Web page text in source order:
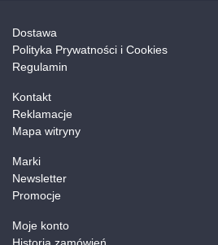
Dostawa
Polityka Prywatności i Cookies
Regulamin
Kontakt
Reklamacje
Mapa witryny
Marki
Newsletter
Promocje
Moje konto